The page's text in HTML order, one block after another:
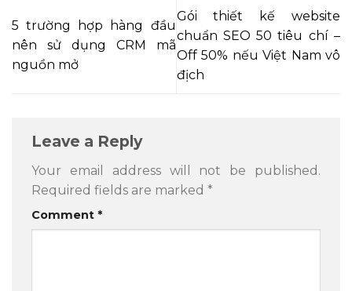
5 trường hợp hàng đầu
nên sử dụng CRM mã
nguồn mở
Gói thiết kế website
chuẩn SEO 50 tiêu chí –
Off 50% nếu Việt Nam vô
địch
Leave a Reply
Your email address will not be published.
Required fields are marked *
Comment *